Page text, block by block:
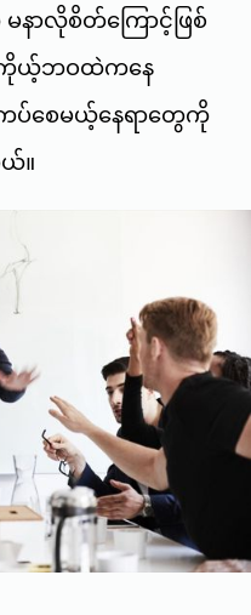
နာလိုစိတ်ကြောင့်ဖြစ်
ယ့်ဘဝထဲကနေ
စေမယ့်နေရာတွေကို
။